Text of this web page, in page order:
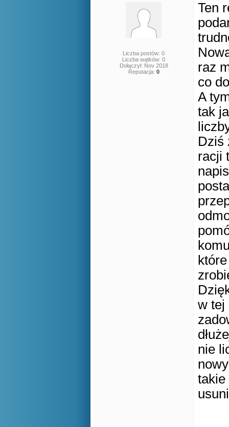
Liczba postów: 0
Liczba wątków: 0
Dołączył: Nov 2018
Reputacja: 0
Ten
raz
co
A
tak
Dziś
racji
w tej
nie
takie